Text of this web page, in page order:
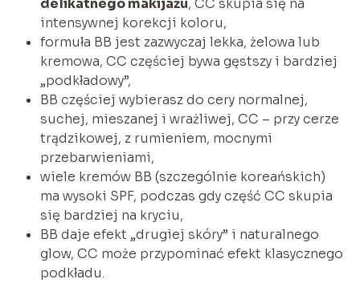
delikatnego makijażu, CC skupia się na
intensywnej korekcji koloru,
formuła BB jest zazwyczaj lekka, żelowa lub
kremowa, CC częściej bywa gęstszy i bardziej
„podkładowy”,
BB częściej wybierasz do cery normalnej,
suchej, mieszanej i wrażliwej, CC – przy cerze
trądzikowej, z rumieniem, mocnymi
przebarwieniami,
wiele kremów BB (szczególnie koreańskich)
ma wysoki SPF, podczas gdy część CC skupia
się bardziej na kryciu,
BB daje efekt „drugiej skóry” i naturalnego
glow, CC może przypominać efekt klasycznego
podkładu.